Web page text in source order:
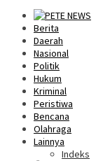
Berita
Daerah
Nasional
Politik
Hukum
Kriminal
Peristiwa
Bencana
Olahraga
Lainnya
Indeks